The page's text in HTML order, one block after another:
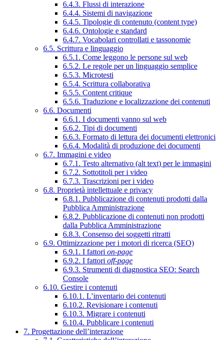
6.4.3. Flussi di interazione
6.4.4. Sistemi di navigazione
6.4.5. Tipologie di contenuto (content type)
6.4.6. Ontologie e standard
6.4.7. Vocabolari controllati e tassonomie
6.5. Scrittura e linguaggio
6.5.1. Come leggono le persone sul web
6.5.2. Le regole per un linguaggio semplice
6.5.3. Microtesti
6.5.4. Scrittura collaborativa
6.5.5. Content critique
6.5.6. Traduzione e localizzazione dei contenuti
6.6. Documenti
6.6.1. I documenti vanno sul web
6.6.2. Tipi di documenti
6.6.3. Formato di lettura dei documenti elettronici
6.6.4. Modalità di produzione dei documenti
6.7. Immagini e video
6.7.1. Testo alternativo (alt text) per le immagini
6.7.2. Sottotitoli per i video
6.7.3. Trascrizioni per i video
6.8. Proprietà intellettuale e privacy
6.8.1. Pubblicazione di contenuti prodotti dalla
Pubblica Amministrazione
6.8.2. Pubblicazione di contenuti non prodotti
dalla Pubblica Amministrazione
6.8.3. Consenso dei soggetti ritratti
6.9. Ottimizzazione per i motori di ricerca (SEO)
6.9.1. I fattori on-page
6.9.2. I fattori off-page
6.9.3. Strumenti di diagnostica SEO: Search
Console
6.10. Gestire i contenuti
6.10.1. L’inventario dei contenuti
6.10.2. Revisionare i contenuti
6.10.3. Migrare i contenuti
6.10.4. Pubblicare i contenuti
7. Progettazione dell’interazione